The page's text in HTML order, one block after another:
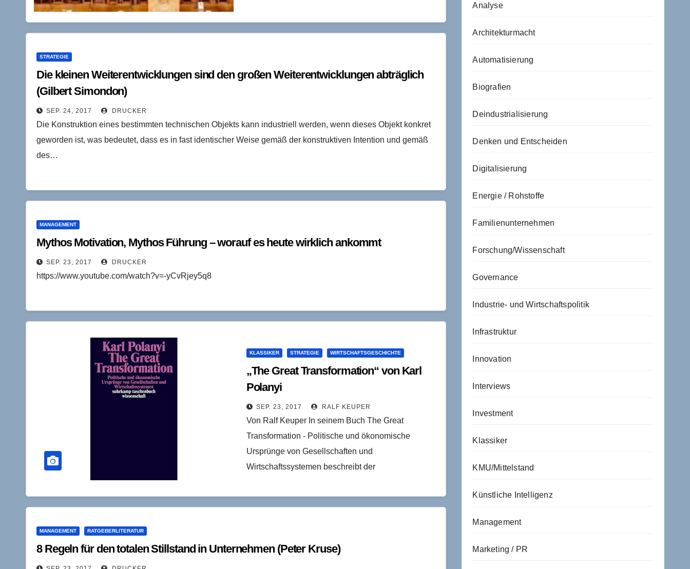
Leipzig. KM: Welche Herausforderungen
STRATEGIE
Die kleinen Weiterentwicklungen sind den großen Weiterentwicklungen abträglich
(Gilbert Simondon)
SEP. 24, 2017 DRUCKER
Die Konstruktion eines bestimmten technischen Objekts kann industriell werden, wenn dieses Objekt konkret
geworden ist, was bedeutet, dass es in fast identischer Weise gemäß der konstruktiven Intention und gemäß
des…
MANAGEMENT
Mythos Motivation, Mythos Führung – worauf es heute wirklich ankommt
SEP. 23, 2017 DRUCKER
https://www.youtube.com/watch?v=-yCvRjey5q8
KLASSIKER STRATEGIE WIRTSCHAFTSGESCHICHTE
„The Great Transformation“ von Karl
Polanyi
SEP. 23, 2017 RALF KEUPER
Von Ralf Keuper In seinem Buch The Great
Transformation - Politische und ökonomische
Ursprünge von Gesellschaften und
Wirtschaftssystemen beschreibt der
Transformationsprozess der westlichen
MANAGEMENT RATGEBERLITERATUR
8 Regeln für den totalen Stillstand in Unternehmen (Peter Kruse)
Analyse
Architekturmacht
Automatisierung
Biografien
Deindustrialisierung
Denken und Entscheiden
Digitalisierung
Energie / Rohstoffe
Familienunternehmen
Forschung/Wissenschaft
Governance
Industrie- und Wirtschaftspolitik
Infrastruktur
Innovation
Interviews
Investment
Klassiker
KMU/Mittelstand
Künstliche Intelligenz
Management
Marketing / PR